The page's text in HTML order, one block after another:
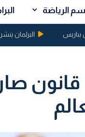
الرياضة
البرلمان ينشر